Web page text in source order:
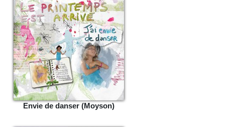
Envie de danser (Moyson)